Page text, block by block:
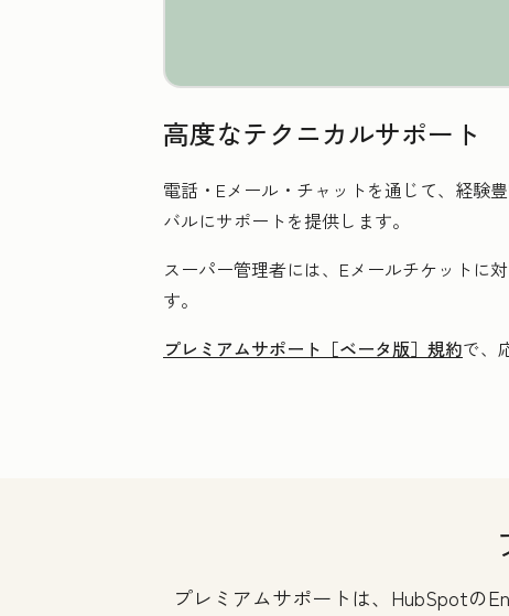
高度なテクニカルサポート
電話・Eメール・チャットを通じて、経験
バルにサポートを提供します。
スーパー管理者には、Eメールチケットに
す。
プレミアムサポート［ベータ版］規約で、
プレミアムサポートは、HubSpotの